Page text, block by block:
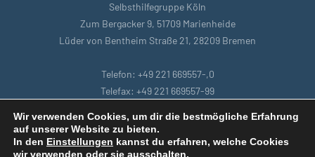
Selbsthilfegruppe Köln
Zum Bergacker 9, 51709 Marienheide
Lüder von Bentheim Straße 21, 28209 Bremen
Telefon: +49 221 669557-,0
Telefax: +49 221 669557-99
Startseite|Bremen |Datenschutzbestimmungen|Intranet|
Wir verwenden Cookies, um dir die bestmögliche Erfahrung
auf unserer Website zu bieten.
In den Einstellungen kannst du erfahren, welche Cookies
wir verwenden oder sie ausschalten.